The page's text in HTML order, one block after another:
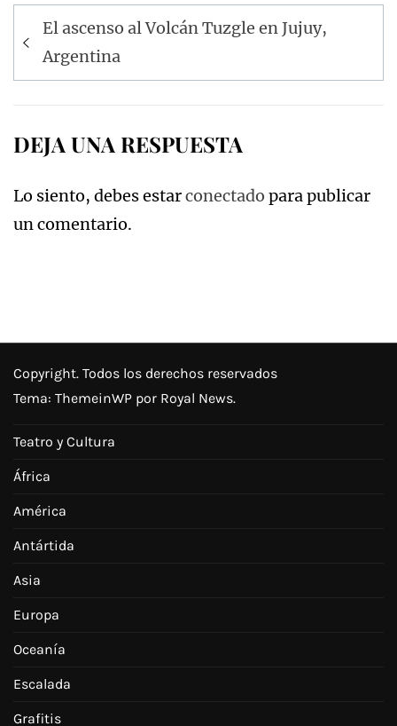
Navegación
de
entradas
El ascenso al Volcán Tuzgle en Jujuy,
Argentina
DEJA UNA RESPUESTA
Lo siento, debes estarconectado para publicar
un comentario.
Copyright. Todos los derechos reservados
Tema: ThemeinWP por Royal News.
Teatro y Cultura
África
América
Antártida
Asia
Europa
Oceanía
Escalada
Grafitis